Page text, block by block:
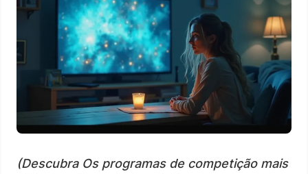
(Descubra Os programas de competição mais